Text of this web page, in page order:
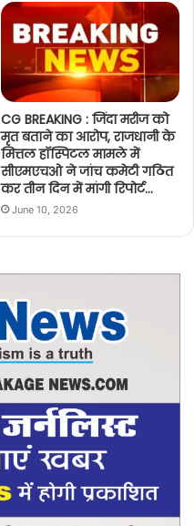
CG BREAKING : जिंदा मरीज को
मृत बताने का आरोप, राजधानी के
मित्तल हॉस्पिटल मामले में
सीएमएचओ ने जांच कमेटी गठित
कर तीन दिन में मांगी रिपोर्ट…
June 10, 2026